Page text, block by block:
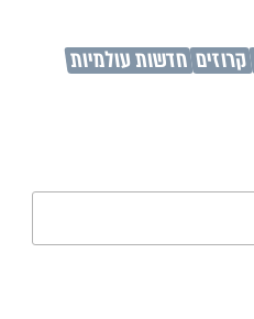
קרוזים חדשות עולמיות